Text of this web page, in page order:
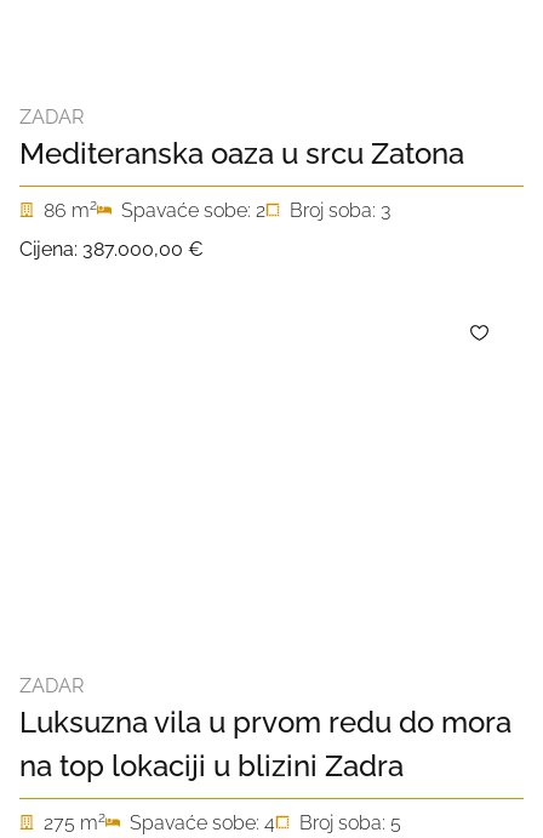
ZADAR
Mediteranska oaza u srcu Zatona
86 m2 Spavaće sobe: 2
Broj soba: 3
Cijena: 387.000,00 €
ZADAR
Luksuzna vila u prvom redu do mora
na top lokaciji u blizini Zadra
275 m2 Spavaće sobe: 4 Broj soba: 5